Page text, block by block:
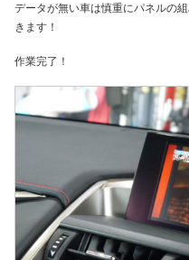
データが無い車は慎重にパネルの
きます！
作業完了！